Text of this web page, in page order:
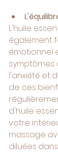
L'huile
également
émotionnel
symptômes
l'anxiété et
de ces
d'huile
votre
massage
diluées